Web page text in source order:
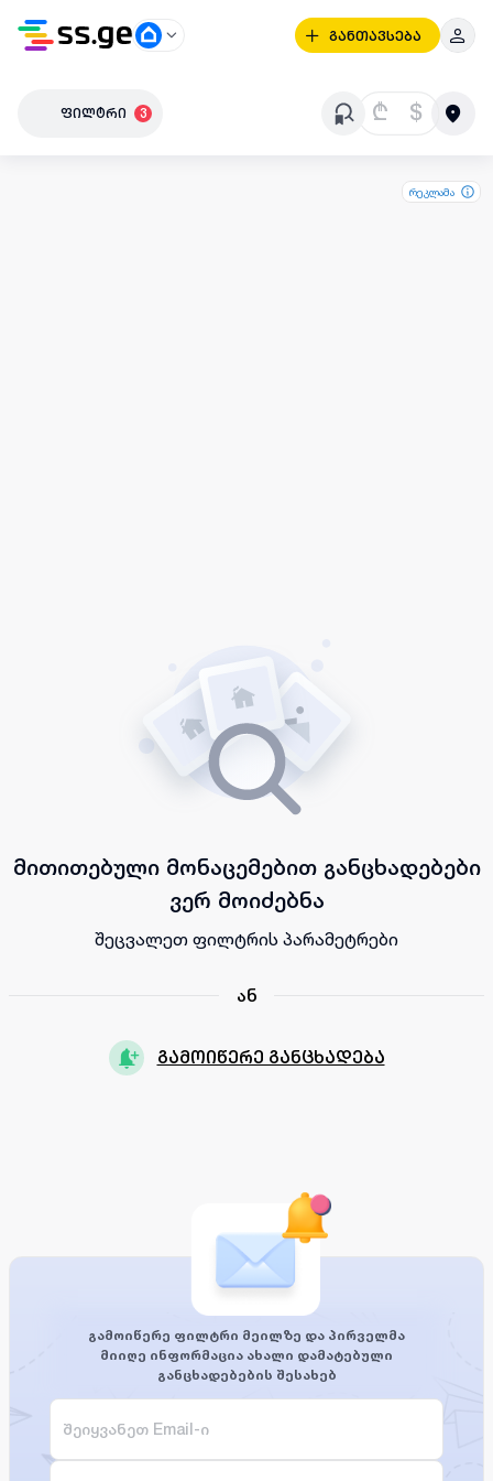
განთავსება
ფილტრი 3 ₾ $
რეკლამა
მითითებული მონაცემებით განცხადებები
ვერ მოიძებნა
შეცვალეთ ფილტრის პარამეტრები
ან
გამოიწერე განცხადება
გამოიწერე ფილტრი მეილზე და პირველმა
მიიღე ინფორმაცია ახალი დამატებული
განცხადებების შესახებ